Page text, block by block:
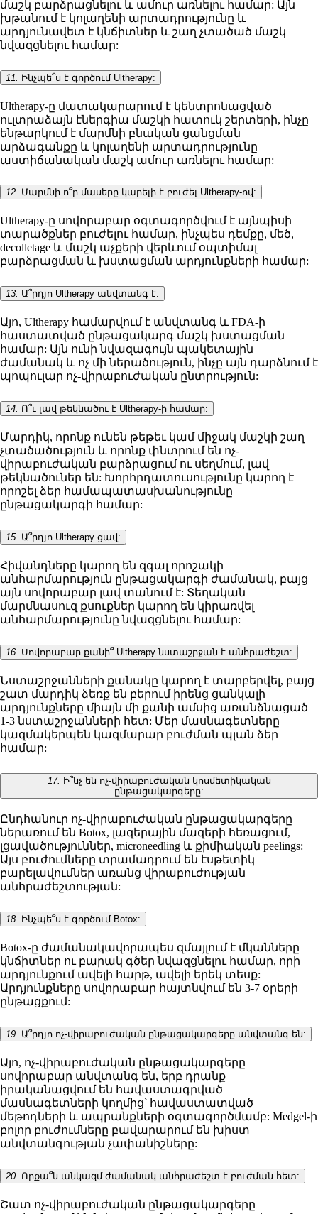
մաշկ բարձրացնելու և ամուր առնելու համար: Այն
խթանում է կոլաղենի արտադրությունը և
արդյունավետ է կնճիտներ և շաղ չտածած մաշկ
նվազցնելու համար:
11. Ինչպե՞ս է գործում Ultherapy:
Ultherapy-ը մատակարարում է կենտրոնացված
ուլտրաձայն էներգիա մաշկի հատուկ շերտերի, ինչը
ենթարկում է մարմնի բնական ցանցման
արձագանքը և կոլաղենի արտադրությունը
աստիճանական մաշկ ամուր առնելու համար:
12. Մարմնի ո՞ր մասերը կարելի է բուժել Ultherapy-ով:
Ultherapy-ը սովորաբար օգտագործվում է այնպիսի
տարածքներ բուժելու համար, ինչպես դեմքը, մեծ,
decolletage և մաշկ աչքերի վերևում օպտիմալ
բարձրացման և խստացման արդյունքների համար:
13. Ա՞րդյո Ultherapy անվտանգ է:
Այո, Ultherapy համարվում է անվտանգ և FDA-ի
հաստատված ընթացակարգ մաշկ խստացման
համար: Այն ունի նվազագույն պակետային
ժամանակ և ոչ մի ներածություն, ինչը այն դարձնում է
պոպուլար ոչ-վիրաբուժական ընտրություն:
14. Ո՞ւ լավ թեկնածու է Ultherapy-ի համար:
Մարդիկ, որոնք ունեն թեթեւ կամ միջակ մաշկի շաղ
չտածածություն և որոնք փնտրում են ոչ-
վիրաբուժական բարձրացում ու սեղմում, լավ
թեկնածուներ են: Խորհրդատուսությունը կարող է
որոշել ձեր համապատասխանությունը
ընթացակարգի համար:
15. Ա՞րդյո Ultherapy ցավ:
Հիվանդները կարող են զգալ որոշակի
անհարմարություն ընթացակարգի ժամանակ, բայց
այն սովորաբար լավ տանում է: Տեղական
մարմնասուզ քսուքներ կարող են կիրառվել
անհարմարությունը նվազցնելու համար:
16. Սովորաբար քանի՞ Ultherapy նստաշրջան է անհրաժեշտ:
Նստաշրջանների քանակը կարող է տարբերվել, բայց
շատ մարդիկ ձեռք են բերում իրենց ցանկալի
արդյունքները միայն մի քանի ամսից առանձնացած
1-3 նստաշրջանների հետ: Մեր մասնագետները
կազմակերպեն կազմարար բուժման պլան ձեր
համար:
17. Ի՞նչ են ոչ-վիրաբուժական կոսմետիկական
ընթացակարգերը:
Ընդհանուր ոչ-վիրաբուժական ընթացակարգերը
ներառում են Botox, լազերային մազերի հեռացում,
լցավածություններ, microneedling և քիմիական peelings:
Այս բուժումները տրամադրում են էսթետիկ
բարելավումներ առանց վիրաբուժության
անհրաժեշտության:
18. Ինչպե՞ս է գործում Botox:
Botox-ը ժամանակավորապես զմայլում է մկանները
կնճիտներ ու բարակ գծեր նվազցնելու համար, որի
արդյունքում ավելի հարթ, ավելի երեկ տեսք:
Արդյունքները սովորաբար հայտնվում են 3-7 օրերի
ընթացքում:
19. Ա՞րդյո ոչ-վիրաբուժական ընթացակարգերը անվտանգ են:
Այո, ոչ-վիրաբուժական ընթացակարգերը
սովորաբար անվտանգ են, երբ դրանք
իրականացվում են հավաստագրված
մասնագետների կողմից՝ հավաստատված
մեթոդների և ապրանքների օգտագործմամբ: Medgel-ի
բոլոր բուժումները բավարարում են խիստ
անվտանգության չափանիշները:
20. Որքա՞ն անկազմ ժամանակ անհրաժեշտ է բուժման հետ:
Շատ ոչ-վիրաբուժական ընթացակարգերը